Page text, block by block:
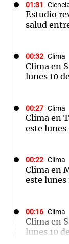
01:31
Estudio
salud
00:32 Clima
Clima en
lunes 10
00:27 Clima
Clima en
este lunes
00:22 Clima
Clima en
este lunes
00:16 Clima
Clima en
lunes 10